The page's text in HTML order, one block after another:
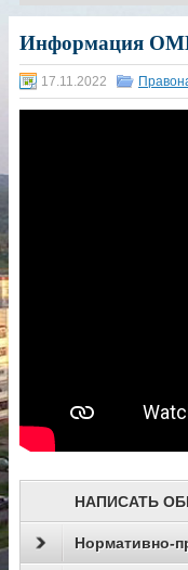
Информация
17.11.2022
НАПИСАТЬ
Нормативно-